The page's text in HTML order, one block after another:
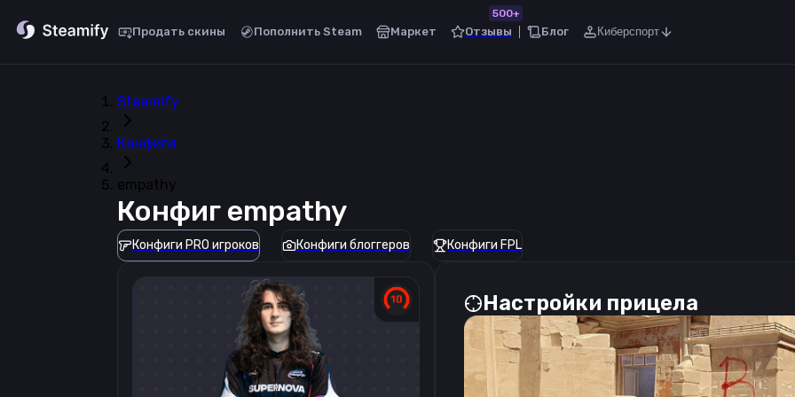
Продать скины Пополнить Steam Маркет Отзывы
500+
Блог Киберспорт
Steamify
Конфиги
empathy
Конфиг empathy
Конфиги PRO игроков Конфиги блоггеров Конфиги FPL
Настройки прицела